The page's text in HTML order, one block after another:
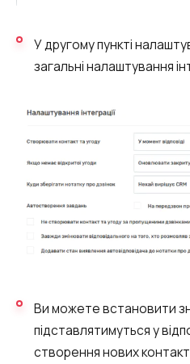
У другому пункті
загальні налаштування
Ви можете встановити
підставлятимуться у
створення нових